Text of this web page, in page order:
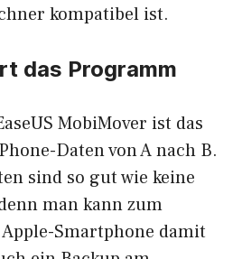
kompatibel ist.
das Programm
MobiMover ist das
Daten von A nach B.
sind so gut wie keine
man kann zum
Smartphone damit